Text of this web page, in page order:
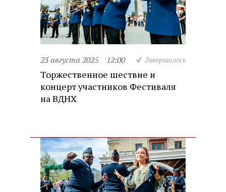
23 августа 2025 12:00 Завершилось
Торжественное шествие и
концерт участников Фестиваля
на ВДНХ